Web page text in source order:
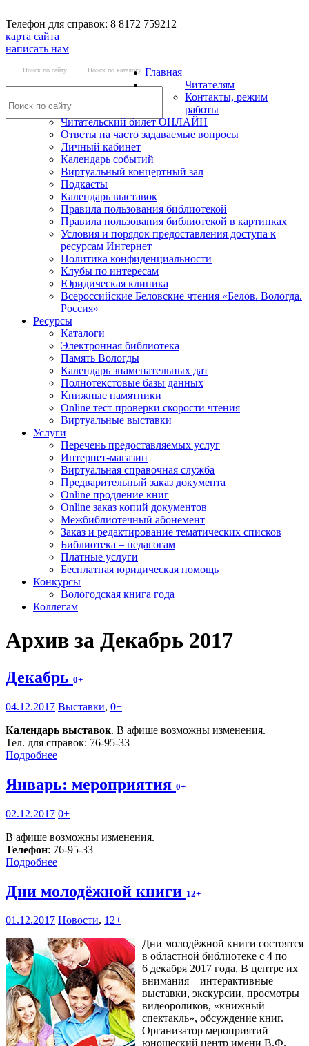
Телефон для справок: 8 8172 759212
карта сайта
написать нам
Поиск по сайту Поиск по каталогу Главная
Читателям
Контакты, режим
работы
Читательский билет ОНЛАЙН
Ответы на часто задаваемые вопросы
Личный кабинет
Календарь событий
Виртуальный концертный зал
Подкасты
Календарь выставок
Правила пользования библиотекой
Правила пользования библиотекой в картинках
Условия и порядок предоставления доступа к
ресурсам Интернет
Политика конфиденциальности
Клубы по интересам
Юридическая клиника
Всероссийские Беловские чтения «Белов. Вологда.
Россия»
Ресурсы
Каталоги
Электронная библиотека
Память Вологды
Календарь знаменательных дат
Полнотекстовые базы данных
Книжные памятники
Online тест проверки скорости чтения
Виртуальные выставки
Услуги
Перечень предоставляемых услуг
Интернет-магазин
Виртуальная справочная служба
Предварительный заказ документа
Online продление книг
Online заказ копий документов
Межбиблиотечный абонемент
Заказ и редактирование тематических списков
Библиотека – педагогам
Платные услуги
Бесплатная юридическая помощь
Конкурсы
Вологодская книга года
Коллегам
Архив за Декабрь 2017
Декабрь 0+
04.12.2017 Выставки, 0+
Календарь выставок. В афише возможны изменения.
Тел. для справок: 76-95-33
Подробнее
Январь: мероприятия 0+
02.12.2017 0+
В афише возможны изменения.
Телефон: 76-95-33
Подробнее
Дни молодёжной книги 12+
01.12.2017 Новости, 12+
Дни молодёжной книги состоятся
в областной библиотеке с 4 по
6 декабря 2017 года. В центре их
внимания – интерактивные
выставки, экскурсии, просмотры
видеороликов, «книжный
спектакль», обсуждение книг.
Организатор мероприятий –
юношеский центр имени В.Ф.